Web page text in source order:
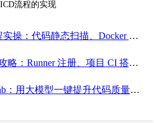
流程的实现
GitLab CI/CD 全流程实操：代码静态扫描、Docker 构建、镜像安全扫描与部署（安全合规篇）
GitLab CICD全流程攻略：Runner 注册、项目 CI 搭建、触发规则配置，小白也能上手！
AI-Codereview-GitLab：用大模型一键提升代码质量的自动审查利器